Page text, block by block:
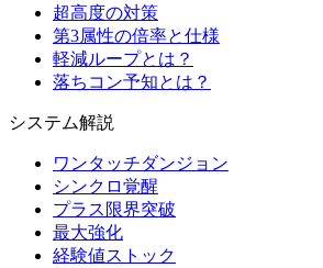
超高度の対策
第3属性の倍率と仕様
軽減ループとは？
落ちコン予知とは？
システム解説
ワンタッチダンジョン
シンクロ覚醒
プラス限界突破
最大強化
経験値ストック